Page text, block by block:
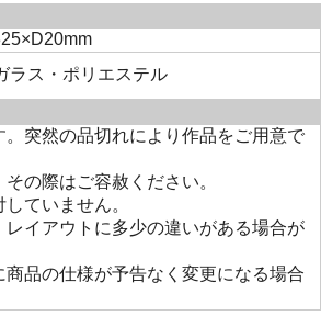
ス・ポリエステル
突然の品切れにより作品をご用意で
際はご容赦ください。
ていません。
イアウトに多少の違いがある場合が
品の仕様が予告なく変更になる場合